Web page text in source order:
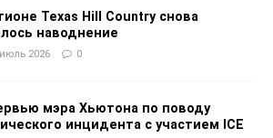
Texas Hill Country снова
наводнение
2026 0
мэра Хьютона по поводу
инцидента с участием ICE